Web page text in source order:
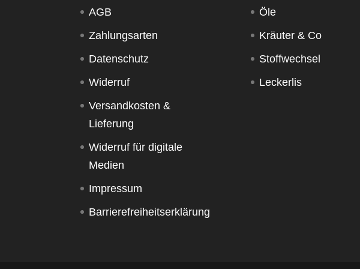
AGB
Zahlungsarten
Datenschutz
Widerruf
Versandkosten &
Lieferung
Widerruf für digitale
Medien
Impressum
Barrierefreiheitserklärung
Öle
Kräuter & Co
Stoffwechsel
Leckerlis